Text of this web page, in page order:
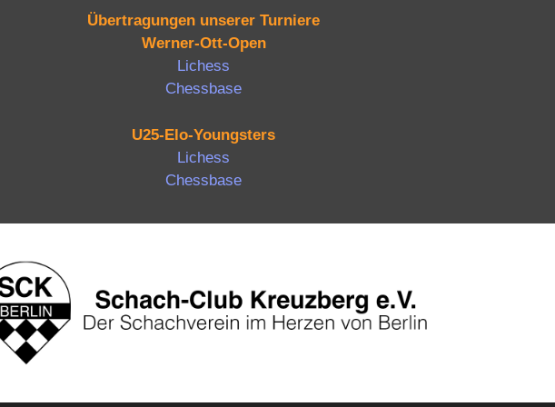
Übertragungen unserer Turniere
Werner-Ott-Open
Lichess
Chessbase
U25-Elo-Youngsters
Lichess
Chessbase